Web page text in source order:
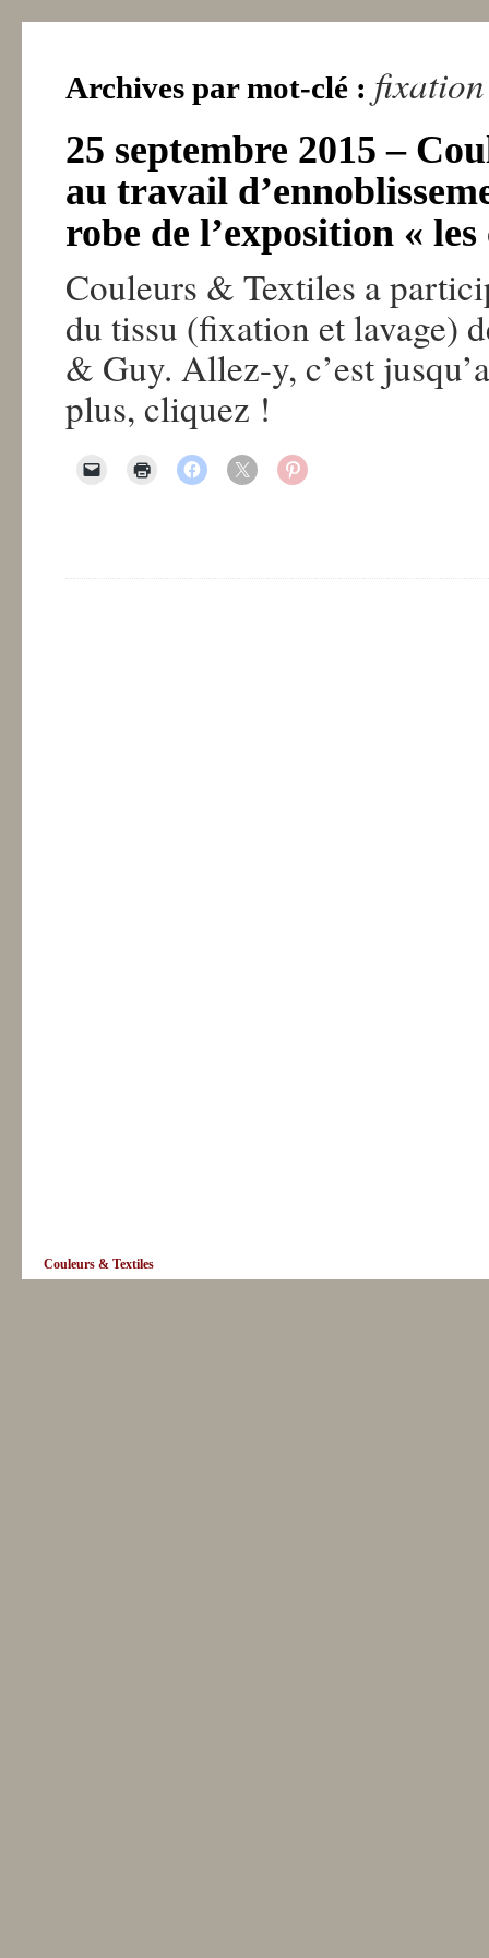
Archives par mot-clé : fixation
25 septembre 2015 –
au travail
robe de l’exposition «
Couleurs & Textiles a
du tissu (fixation et lavage)
& Guy. Allez-y, c’est
plus, cliquez !
Couleurs & Textiles